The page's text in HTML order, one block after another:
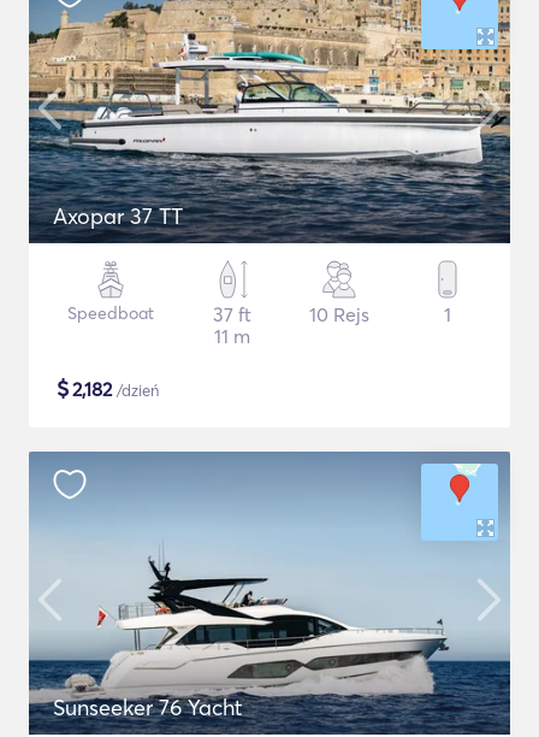
Axopar 37 TT
Speedboat
37 ft
11 m
10 Rejs 1
$2,182/dzień
Sunseeker 76 Yacht